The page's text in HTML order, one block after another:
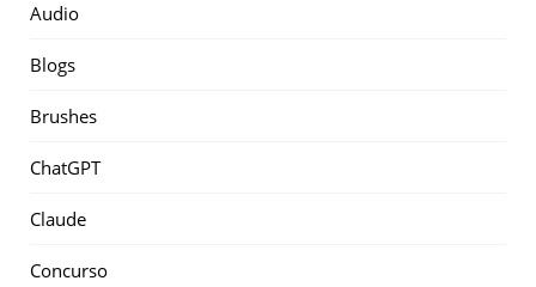
Audio
Blogs
Brushes
ChatGPT
Claude
Concurso